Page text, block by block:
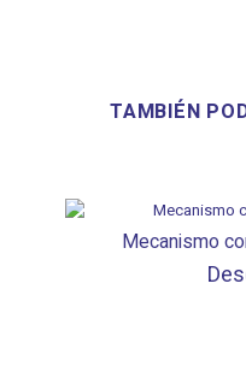
TAMBIÉN
Mecanismo